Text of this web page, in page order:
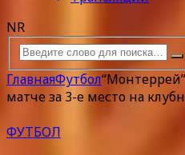
NR
ГлавнаяФутбол
матче за 3-е место на
ФУТБОЛ